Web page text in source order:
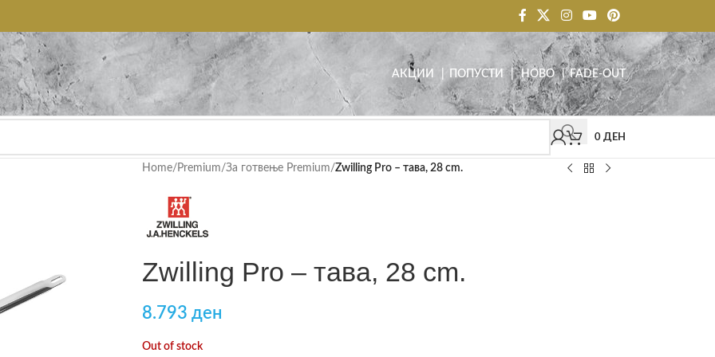
АКЦИИ | ПОПУСТИ |НОВО|FADE-OUT
0 ДЕН
Home/ Premium/За готвење Premium/Zwilling Pro – тава, 28 cm.
Zwilling Pro – тава, 28 cm.
8.793 ден
Out of stock